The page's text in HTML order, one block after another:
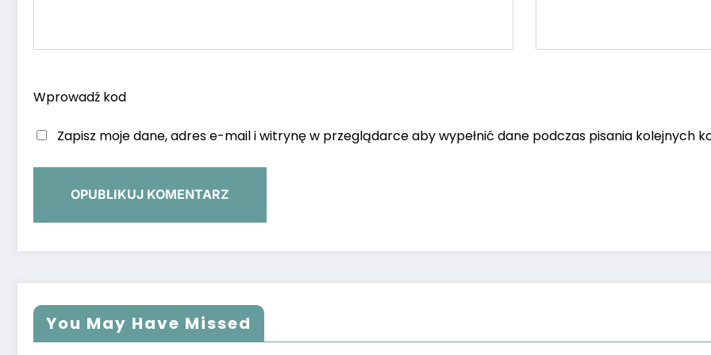
Wprowadź kod
Zapisz moje dane, adres e-mail i witrynę w przeglądarce aby wypełnić dane podczas pisania kolejnych
You May Have Missed